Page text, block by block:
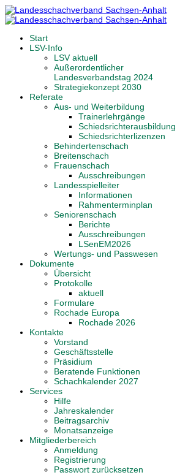
Start
LSV-Info
LSV aktuell
Außerordentlicher
Landesverbandstag 2024
Strategiekonzept 2030
Referate
Aus- und Weiterbildung
Trainerlehrgänge
Schiedsrichterausbildung
Schiedsrichterlizenzen
Behindertenschach
Breitenschach
Frauenschach
Ausschreibungen
Landesspielleiter
Informationen
Rahmenterminplan
Seniorenschach
Berichte
Ausschreibungen
LSenEM2026
Wertungs- und Passwesen
Dokumente
Übersicht
Protokolle
aktuell
Formulare
Rochade Europa
Rochade 2026
Kontakte
Vorstand
Geschäftsstelle
Präsidium
Beratende Funktionen
Schachkalender 2027
Services
Hilfe
Jahreskalender
Beitragsarchiv
Monatsanzeige
Mitgliederbereich
Anmeldung
Registrierung
Passwort zurücksetzen